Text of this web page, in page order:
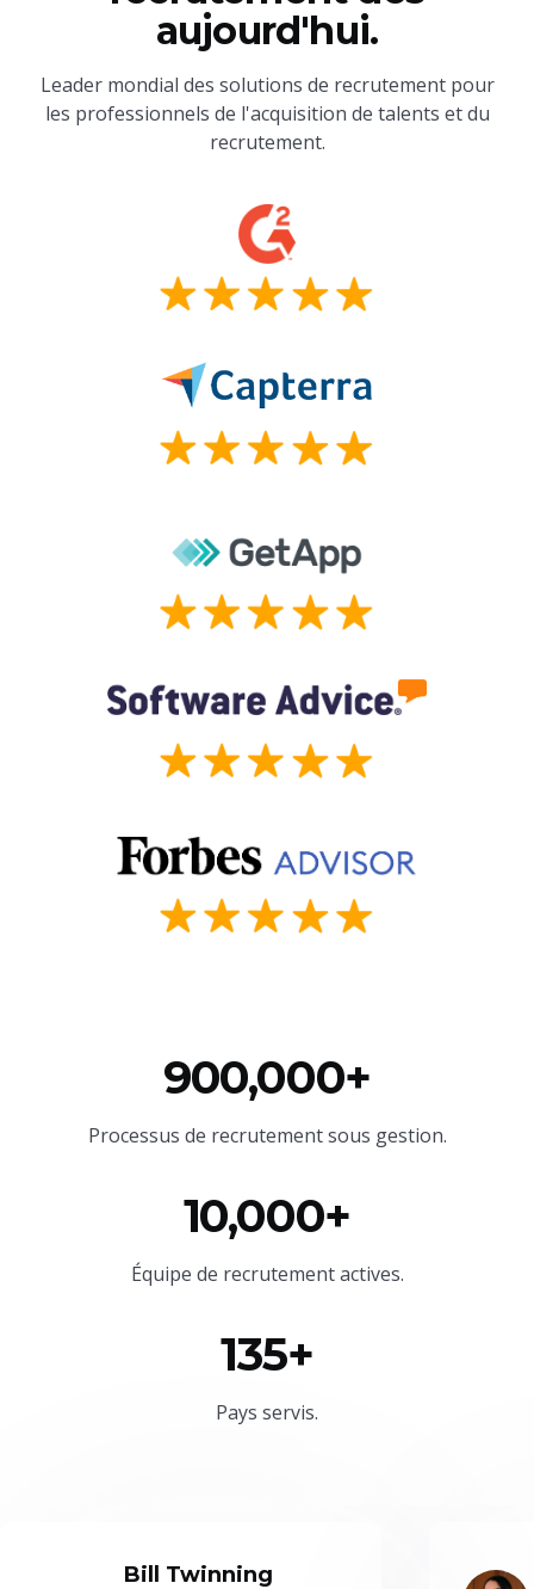
aujourd'hui.
Leader mondial des solutions de recrutement pour
les professionnels de l'acquisition de talents et du
recrutement.
900,000+
Processus de recrutement sous gestion.
10,000+
Équipe de recrutement actives.
135+
Pays servis.
Bill Twinning